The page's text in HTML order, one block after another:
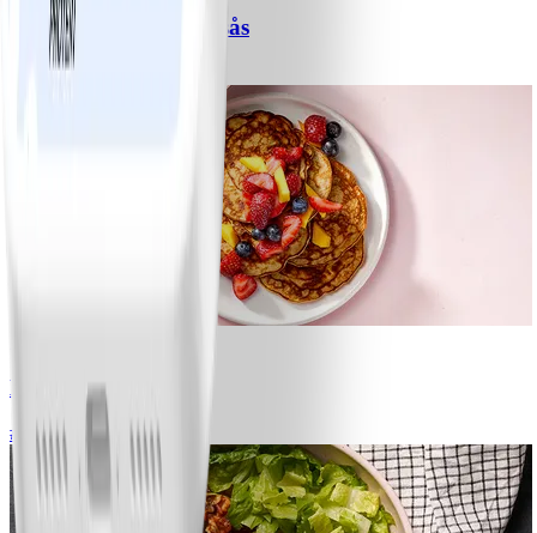
Spagetti med köttfärssås
10 MIN
Bananpannkakor
# Lätt5 MIN